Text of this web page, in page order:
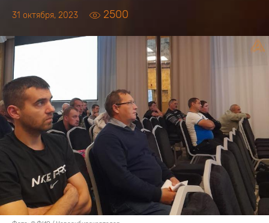
31 октября, 2023 2500